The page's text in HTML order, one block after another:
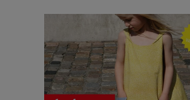
Bildgalerie
springen